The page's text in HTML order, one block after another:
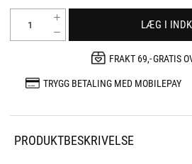
LÆG I
FRAKT 69,- GRATIS
TRYGG BETALING MED MOBILEPAY
PRODUKTBESKRIVELSE